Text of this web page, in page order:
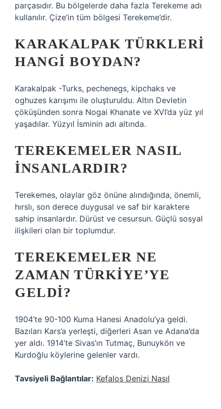
parçasıdır. Bu bölgelerde daha fazla Terekeme adı
kullanılır. Çize’in tüm bölgesi Terekeme’dir.
KARAKALPAK TÜRKLERI
HANGI BOYDAN?
Karakalpak -Turks, pechenegs, kipchaks ve
oghuzes karışımı ile oluşturuldu. Altın Devletin
çöküşünden sonra Nogai Khanate ve XVI’da yüz yıl
yaşadılar. Yüzyıl İsminin adı altında.
TEREKEMELER NASIL
INSANLARDIR?
Terekemes, olaylar göz önüne alındığında, önemli,
hırslı, son derece duygusal ve saf bir karaktere
sahip insanlardır. Dürüst ve cesursun. Güçlü sosyal
ilişkileri olan bir toplumdur.
TEREKEMELER NE
ZAMAN TÜRKIYE’YE
GELDI?
1904’te 90-100 Kuma Hanesi Anadolu’ya geldi.
Bazıları Kars’a yerleşti, diğerleri Asan ve Adana’da
yer aldı. 1914’te Sivas’ın Tutmaç, Bunuykön ve
Kurdoğlu köylerine gelenler vardı.
Tavsiyeli Bağlantılar: Kefalos Denizi Nasıl